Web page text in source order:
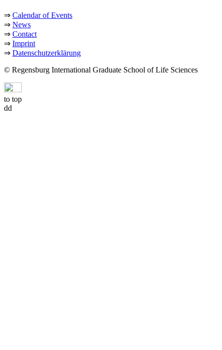
⇒ Calendar of Events
⇒ News
⇒ Contact
⇒ Imprint
⇒ Datenschutzerklärung
© Regensburg International Graduate School of Life Sciences
to top
dd